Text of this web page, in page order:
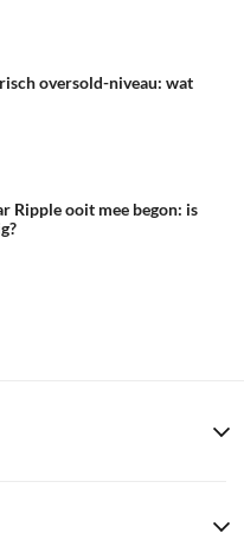
oversold-niveau: wat
Ripple ooit mee begon: is